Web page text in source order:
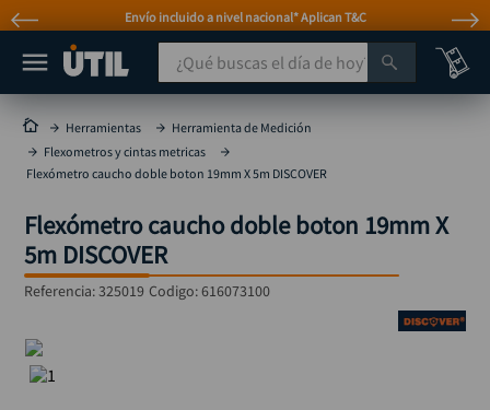
Envío incluido a nivel nacional* Aplican T&C
¿Qué buscas el día de hoy?
Herramientas
Herramienta de Medición
Flexometros y cintas metricas
Flexómetro caucho doble boton 19mm X 5m DISCOVER
Flexómetro caucho doble boton 19mm X
5m DISCOVER
Referencia:325019 Codigo:616073100
MÁS BUSCADOS
taladro
compresor
llave
ruteadora
broca